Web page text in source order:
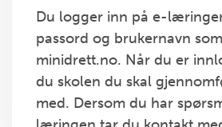
Du logger inn på e-
passord og brukernavn
minidrett.no. Når du er
du skolen du skal
med. Dersom du har